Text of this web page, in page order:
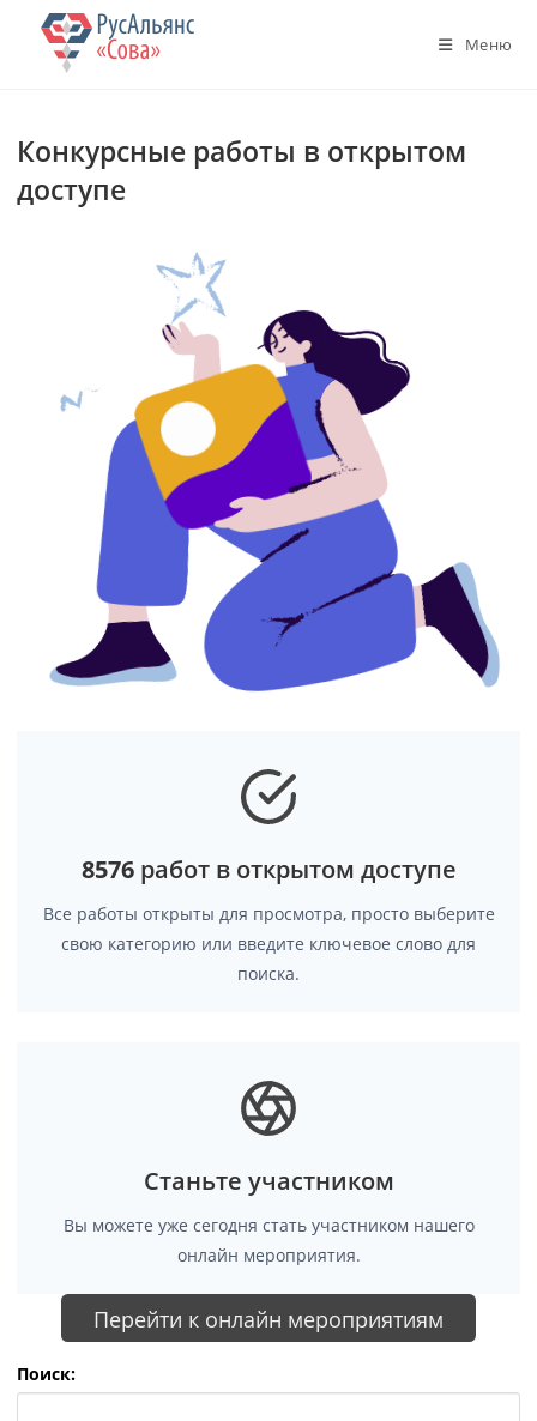
Перейти
содержимому
Меню
Конкурсные работы в открытом
доступе
8576работ в открытом доступе
Все работы открыты для просмотра, просто выберите
свою категорию или введите ключевое слово для
поиска.
Станьте участником
Вы можете уже сегодня стать участником нашего
онлайн мероприятия.
Перейти к онлайн мероприятиям
Поиск: